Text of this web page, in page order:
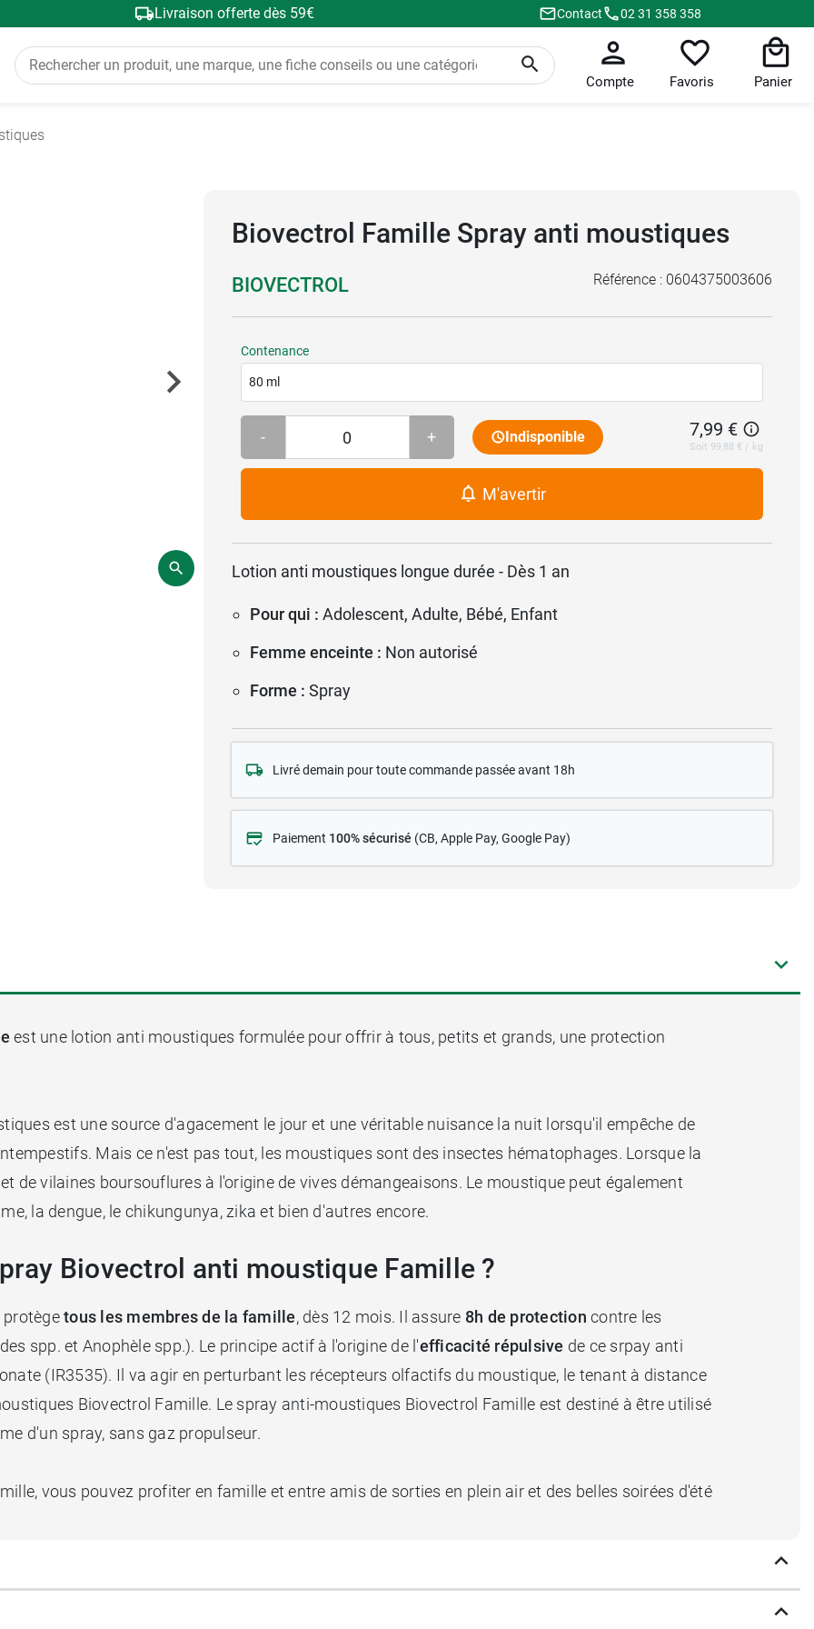
Livraison offerte dès 59€ Contact 02 31 358 358
Compte Favoris Panier
Biovectrol Famille Spray anti moustiques
BIOVECTROL Référence : 0604375003606
Contenance
80 ml
- + Indisponible 7,99 €
Soit 99,88 € / kg
M'avertir
Lotion anti moustiques longue durée - Dès 1 an
Pour qui : Adolescent, Adulte, Bébé, Enfant
Femme enceinte : Non autorisé
Forme : Spray
Livré demain pour toute commande passée avant 18h
Paiement 100% sécurisé (CB, Apple Pay, Google Pay)
est une lotion anti moustiques formulée pour offrir à tous, petits et grands, une protection
est une source d'agacement le jour et une véritable nuisance la nuit lorsqu'il empêche de
Mais ce n'est pas tout, les moustiques sont des insectes hématophages. Lorsque la
de vilaines boursouflures à l'origine de vives démangeaisons. Le moustique peut également
la dengue, le chikungunya, zika et bien d'autres encore.
Biovectrol anti moustique Famille ?
tous les membres de la famille, dès 12 mois. Il assure 8h de protection contre les
spp. et Anophèle spp.). Le principe actif à l'origine de l'efficacité répulsive de ce srpay anti
(IR3535). Il va agir en perturbant les récepteurs olfactifs du moustique, le tenant à distance
Biovectrol Famille. Le spray anti-moustiques Biovectrol Famille est destiné à être utilisé
d'un spray, sans gaz propulseur.
vous pouvez profiter en famille et entre amis de sorties en plein air et des belles soirées d'été